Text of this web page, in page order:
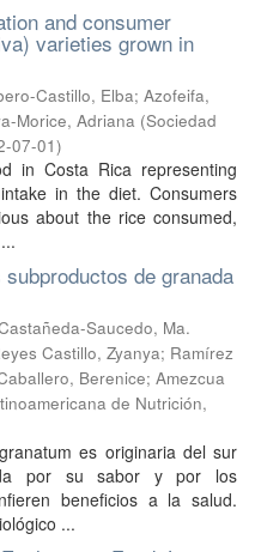
and consumer
varieties grown in
Castillo, Elba; Azofeifa,
Morice, Adriana (Sociedad
07-01)
in Costa Rica representing
in the diet. Consumers
about the rice consumed,
de granada
Saucedo, Ma.
Castillo, Zyanya; Ramírez
Berenice; Amezcua
de Nutrición,
es originaria del sur
por su sabor y por los
beneficios a la salud.
...